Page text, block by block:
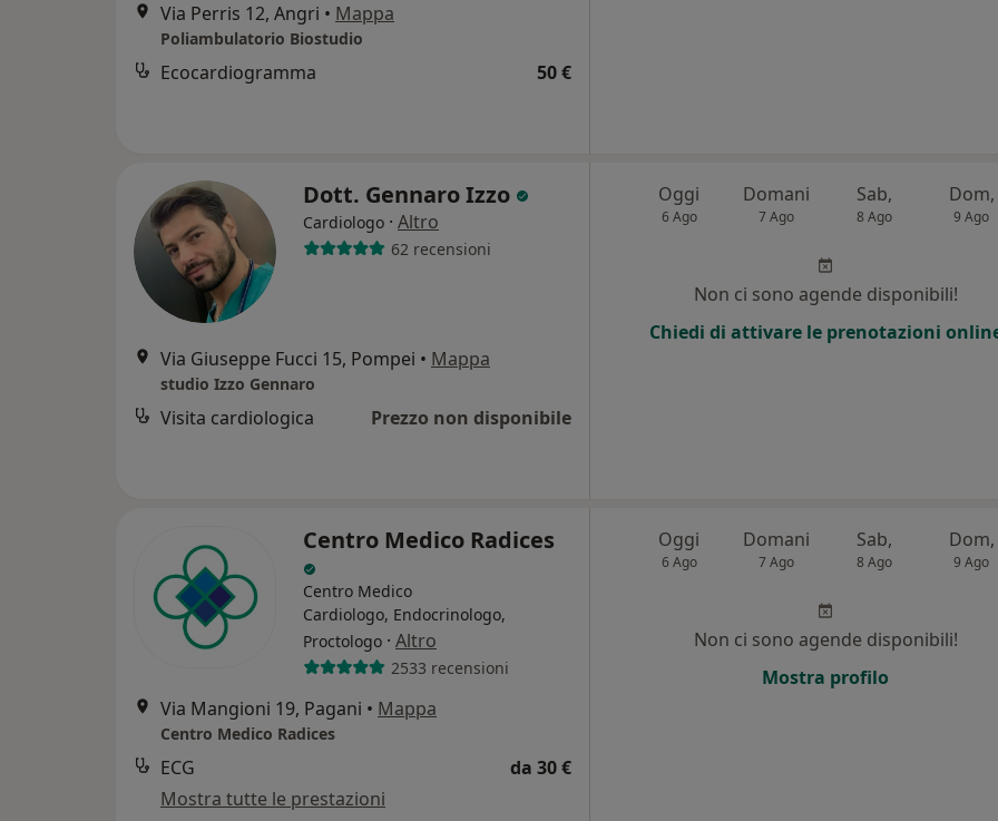
Via Perris 12, Angri • Mappa
Poliambulatorio Biostudio
Ecocardiogramma 50 €
Dott. Gennaro Izzo
Cardiologo · Altro
62 recensioni
Via Giuseppe Fucci 15, Pompei • Mappa
studio Izzo Gennaro
Visita cardiologica Prezzo non disponibile
Oggi
6 Ago
Domani
7 Ago
Sab,
8 Ago
Dom,
9 Ago
Non ci sono agende disponibili!
Chiedi di attivare le prenotazioni
Centro Medico Radices
Centro Medico
Cardiologo, Endocrinologo,
Proctologo · Altro
2533 recensioni
Via Mangioni 19, Pagani • Mappa
Centro Medico Radices
ECG
da 30 €
Mostra tutte le prestazioni
Oggi
6 Ago
Domani
7 Ago
Sab,
8 Ago
Dom,
9 Ago
Non ci sono agende disponibili!
Mostra profilo